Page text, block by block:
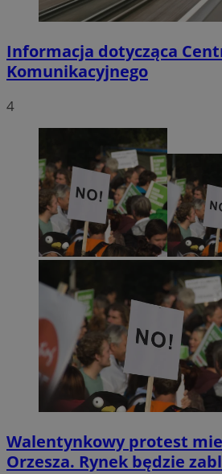
Informacja dotycząca
Komunikacyjnego
4
Walentynkowy protest
Orzesza. Rynek będzie